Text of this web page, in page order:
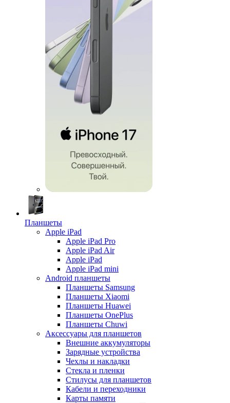
Планшеты
Apple iPad
Apple iPad Pro
Apple iPad Air
Apple iPad
Apple iPad mini
Android планшеты
Планшеты Samsung
Планшеты Xiaomi
Планшеты Huawei
Планшеты OnePlus
Планшеты Chuwi
Аксессуары для планшетов
Внешние аккумуляторы
Зарядные устройства
Чехлы и накладки
Стекла и пленки
Стилусы для планшетов
Кабели и переходники
Карты памяти